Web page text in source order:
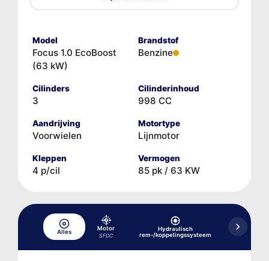
Model
Focus 1.0 EcoBoost
(63 kW)
Brandstof
Benzine
Cilinders
3
Cilinderinhoud
998 CC
Aandrijving
Voorwielen
Motortype
Lijnmotor
Kleppen
4 p/cil
Vermogen
85 pk / 63 KW
Alles
Motor
SFDC
Hydraulisch
rem-/koppelingssysteem
Koelsysteem